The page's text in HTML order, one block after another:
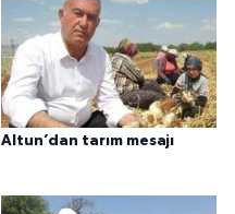
Altun’dan tarım mesajı